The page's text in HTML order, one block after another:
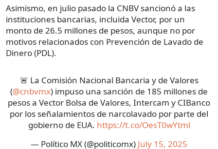
Asimismo, en julio pasado la CNBV sancionó a las
instituciones bancarias, incluida Vector, por un
monto de 26.5 millones de pesos, aunque no por
motivos relacionados con Prevención de Lavado de
Dinero (PDL).
🚨 La Comisión Nacional Bancaria y de Valores
(@cnbvmx) impuso una sanción de 185 millones de
pesos a Vector Bolsa de Valores, Intercam y CIBanco
por los señalamientos de narcolavado por parte del
gobierno de EUA. https://t.co/OesT0wYtml
— Político MX (@politicomx) July 15, 2025